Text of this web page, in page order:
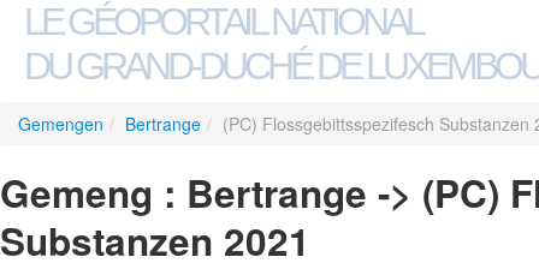
LE GÉOPORTAIL NATIONAL
DU GRAND-DUCHÉ DE
Gemengen / Bertrange / (PC) Flossgebittsspezifesch Substanzen
Gemeng : Bertrange -> (PC)
Substanzen 2021